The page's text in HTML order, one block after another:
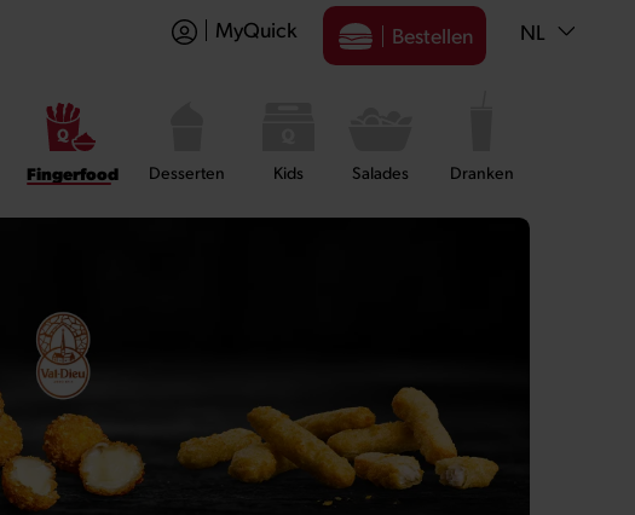
MyQuick Bestellen NL
Fingerfood Desserten Kids Salades Dranken